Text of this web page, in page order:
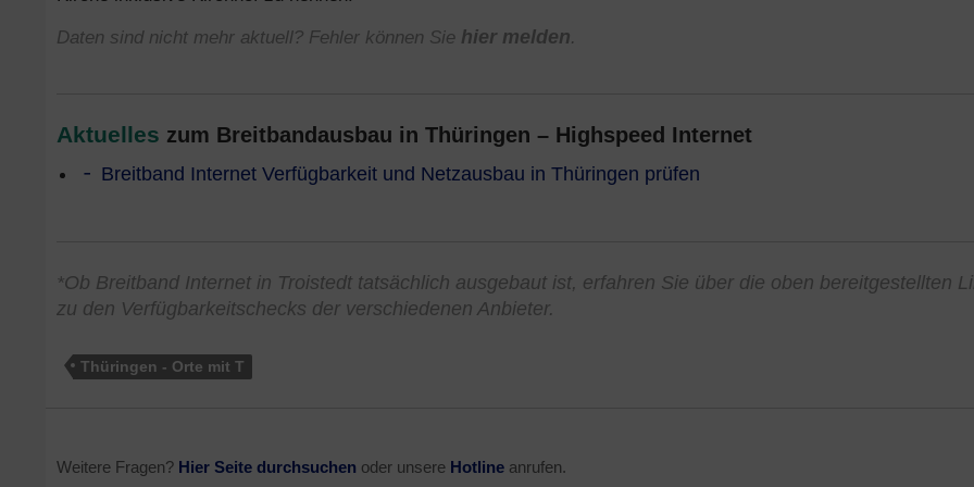
Daten sind nicht mehr aktuell? Fehler können Sie hier melden.
Aktuelles zum Breitbandausbau in Thüringen – Highspeed Internet
Breitband Internet Verfügbarkeit und Netzausbau in Thüringen prüfen
*Ob Breitband Internet in Troistedt tatsächlich ausgebaut ist, erfahren Sie über die oben bereitgestellten
zu den Verfügbarkeitschecks der verschiedenen Anbieter.
Thüringen - Orte mit T
Weitere Fragen? Hier Seite durchsuchen oder unsere Hotline anrufen.